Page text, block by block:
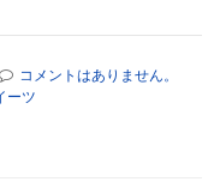
コメントはありません。
ーツ